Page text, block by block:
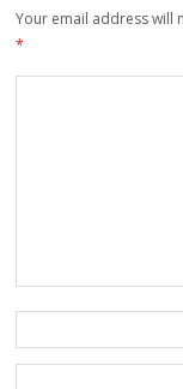
Your email address will
*